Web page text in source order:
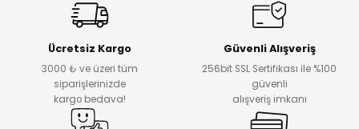
Ücretsiz Kargo
3000 ₺ ve üzeri tüm
siparişlerinizde
kargo bedava!
Güvenli Alışveriş
256bit SSL Sertifikası ile %100
güvenli
alışveriş imkanı